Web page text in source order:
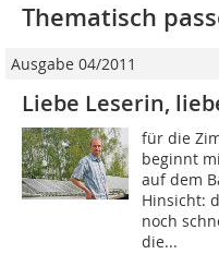
Thematisch
Ausgabe 04/2011
Liebe Leserin,
für die
beginnt
auf dem
Hinsicht:
noch
die...